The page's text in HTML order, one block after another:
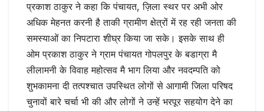
प्रकाश ठाकुर ने कहा कि पंचायत, ज़िला स्थर पर अभी ओर
अधिक मेहनत करनी है ताकी ग्रामीण क्षेत्रों में रह रही जनता की
समस्याओं का निपटारा शीघ्र किया जा सके। इसके साथ ही
ओम प्रकाश ठाकुर ने ग्राम पंचायत गोपलपुर के बडाग्रा मै
लीलामनी के विवाह महोत्सव मै भाग लिया और नवदम्पति को
शुभकामना दी तत्पश्चात उपस्थित लोगों से आगामी जिला परिषद
चुनावों बारे चर्चा भी की और लोगों ने उन्हें भरपूर सहयोग देने का